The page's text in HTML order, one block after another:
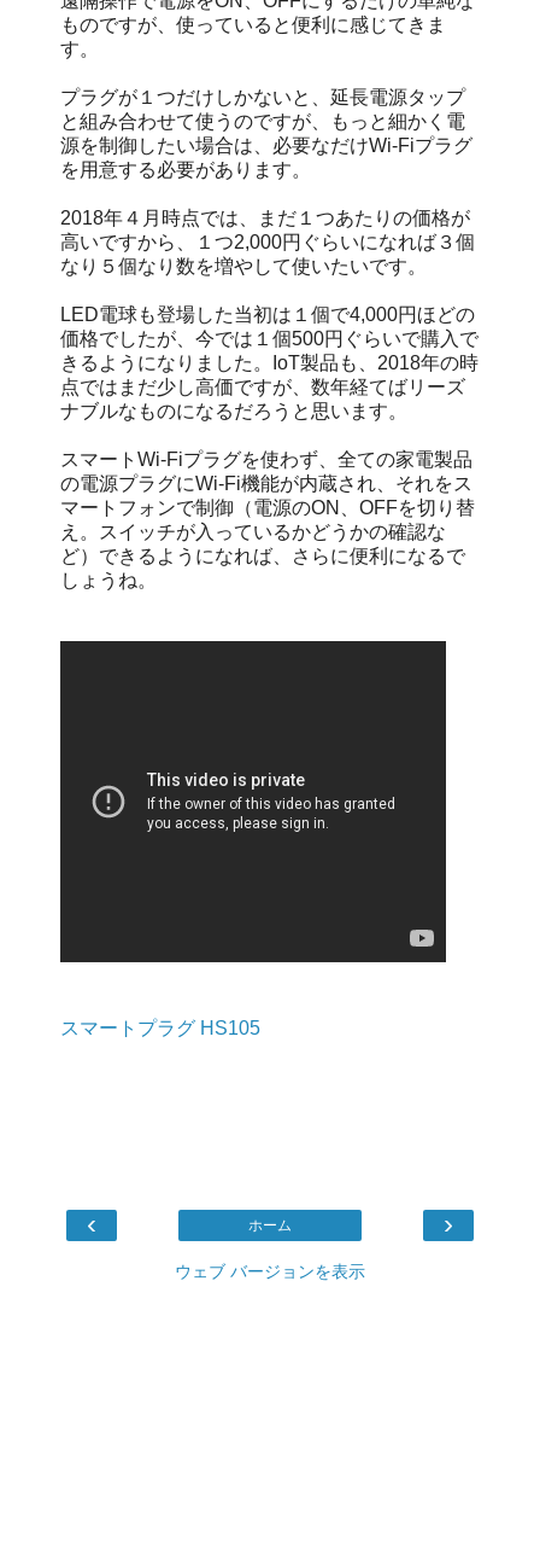
ものですが、使っていると便利に感じてきま
す。
プラグが１つだけしかないと、延長電源タップ
と組み合わせて使うのですが、もっと細かく電
源を制御したい場合は、必要なだけWi-Fiプラグ
を用意する必要があります。
2018年４月時点では、まだ１つあたりの価格が
高いですから、１つ2,000円ぐらいになれば３個
なり５個なり数を増やして使いたいです。
LED電球も登場した当初は１個で4,000円ほどの
価格でしたが、今では１個500円ぐらいで購入で
きるようになりました。IoT製品も、2018年の時
点ではまだ少し高価ですが、数年経てばリーズ
ナブルなものになるだろうと思います。
スマートWi-Fiプラグを使わず、全ての家電製品
の電源プラグにWi-Fi機能が内蔵され、それをス
マートフォンで制御（電源のON、OFFを切り替
え。スイッチが入っているかどうかの確認な
ど）できるようになれば、さらに便利になるで
しょうね。
スマートプラグ HS105
‹ ›
ホーム
ウェブ バージョンを表示